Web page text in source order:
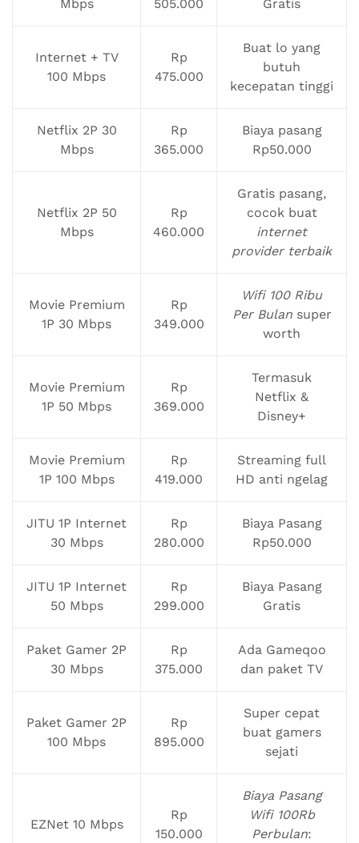
Mbps 505.000 Gratis
Internet + TV
100 Mbps
Rp
475.000
Buat lo yang
butuh
kecepatan tinggi
Netflix 2P 30
Mbps
Rp
365.000
Biaya pasang
Rp50.000
Netflix 2P 50
Mbps
Rp
460.000
Gratis pasang,
cocok buat
internet
provider terbaik
Movie Premium
1P 30 Mbps
Rp
349.000
Wifi 100 Ribu
Per Bulansuper
worth
Movie Premium
1P 50 Mbps
Rp
369.000
Termasuk
Netflix &
Disney+
Movie Premium
1P 100 Mbps
Rp
419.000
Streaming full
HD anti ngelag
JITU 1P Internet
30 Mbps
Rp
280.000
Biaya Pasang
Rp50.000
JITU 1P Internet
50 Mbps
Rp
299.000
Biaya Pasang
Gratis
Paket Gamer 2P
30 Mbps
Rp
375.000
Ada Gameqoo
dan paket TV
Paket Gamer 2P
100 Mbps
Rp
895.000
Super cepat
buat gamers
sejati
EZNet 10 Mbps
Rp
150.000
Biaya Pasang
Wifi 100Rb
Perbulan: